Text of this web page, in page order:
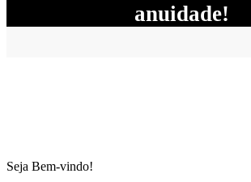
anuidade!
Seja Bem-vindo!